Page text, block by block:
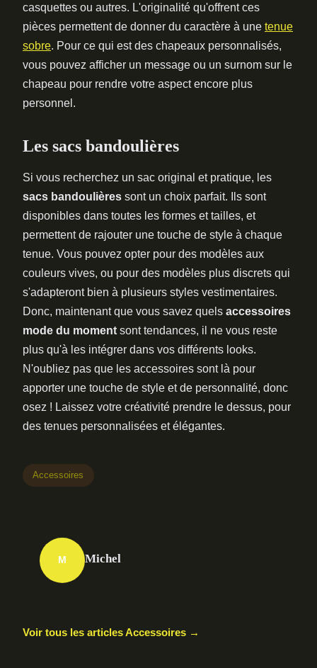
casquettes ou autres. L'originalité qu'offrent ces
pièces permettent de donner du caractère à une tenue
sobre. Pour ce qui est des chapeaux personnalisés,
vous pouvez afficher un message ou un surnom sur le
chapeau pour rendre votre aspect encore plus
personnel.
Les sacs bandoulières
Si vous recherchez un sac original et pratique, les
sacs bandoulières sont un choix parfait. Ils sont
disponibles dans toutes les formes et tailles, et
permettent de rajouter une touche de style à chaque
tenue. Vous pouvez opter pour des modèles aux
couleurs vives, ou pour des modèles plus discrets qui
s'adapteront bien à plusieurs styles vestimentaires.
Donc, maintenant que vous savez quels accessoires
mode du moment sont tendances, il ne vous reste
plus qu'à les intégrer dans vos différents looks.
N'oubliez pas que les accessoires sont là pour
apporter une touche de style et de personnalité, donc
osez ! Laissez votre créativité prendre le dessus, pour
des tenues personnalisées et élégantes.
Accessoires
M Michel
Voir tous les articles Accessoires →